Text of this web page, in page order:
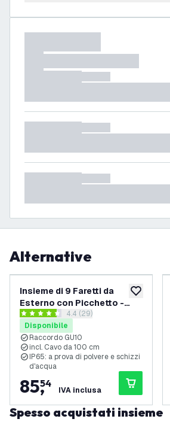
Alternative
aggiungi
Insieme di 9 Faretti da
Esterno con Picchetto -
IP65 - Aluminio - Attacco
GU10 - 1M Cavo
apri il cassetto delle
4.4 stelle di valutazione
4.4 (29)
Disponibile
Raccordo GU10
incl. Cavo da 100 cm
IP65: a prova di polvere e schizzi
d'acqua
85,
54
IVA inclusa
Spesso acquistati insieme